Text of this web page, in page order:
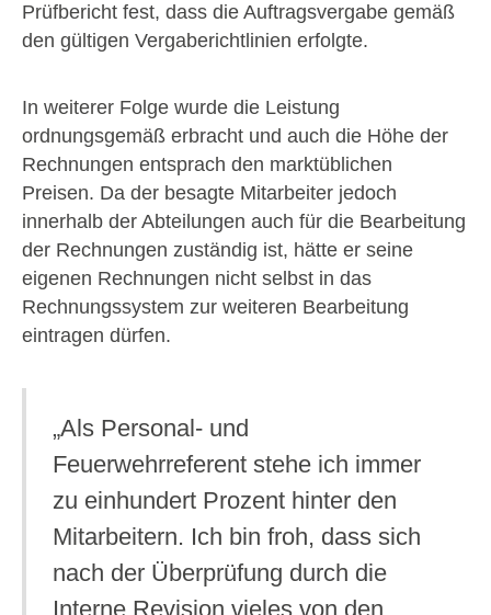
Prüfbericht fest, dass die Auftragsvergabe gemäß
den gültigen Vergaberichtlinien erfolgte.
In weiterer Folge wurde die Leistung
ordnungsgemäß erbracht und auch die Höhe der
Rechnungen entsprach den marktüblichen
Preisen. Da der besagte Mitarbeiter jedoch
innerhalb der Abteilungen auch für die Bearbeitung
der Rechnungen zuständig ist, hätte er seine
eigenen Rechnungen nicht selbst in das
Rechnungssystem zur weiteren Bearbeitung
eintragen dürfen.
„Als Personal- und
Feuerwehrreferent stehe ich immer
zu einhundert Prozent hinter den
Mitarbeitern. Ich bin froh, dass sich
nach der Überprüfung durch die
Interne Revision vieles von den